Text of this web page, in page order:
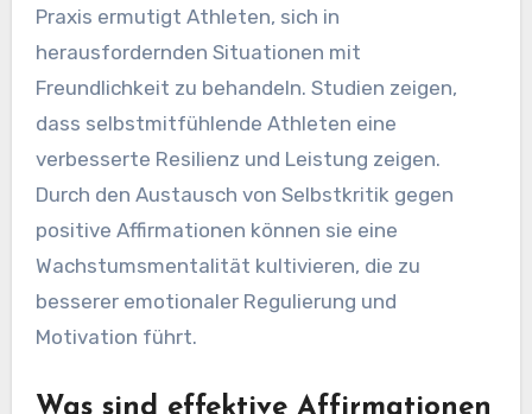
Selbstgespräch
Selbstmitgefühl fördern?
Positives Selbstgespräch verbessert das
Selbstmitgefühl erheblich, indem es einen
unterstützenden inneren Dialog fördert. Diese
Praxis ermutigt Athleten, sich in
herausfordernden Situationen mit
Freundlichkeit zu behandeln. Studien zeigen,
dass selbstmitfühlende Athleten eine
Durch den Austausch von Selbstkritik gegen